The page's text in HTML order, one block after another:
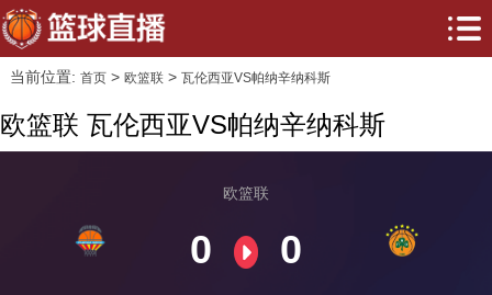
当前位置: 首页> 欧篮联> 瓦伦西亚VS帕纳辛纳科斯
欧篮联 瓦伦西亚VS帕纳辛纳科斯
欧篮联
0 0